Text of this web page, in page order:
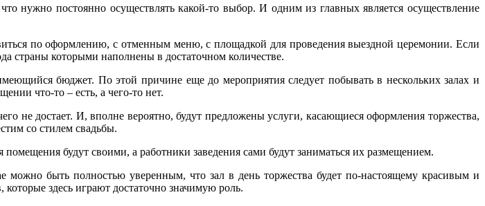
нужно постоянно осуществлять какой-то выбор. И одним из главных является осуществление
по оформлению, с отменным меню, с площадкой для проведения выездной церемонии. Если
страны которыми наполнены в достаточном количестве.
бюджет. По этой причине еще до мероприятия следует побывать в нескольких залах и
что-то – есть, а чего-то нет.
не достает. И, вполне вероятно, будут предложены услуги, касающиеся оформления торжества,
со стилем свадьбы.
будут своими, а работники заведения сами будут заниматься их размещением.
быть полностью уверенным, что зал в день торжества будет по-настоящему красивым и
здесь играют достаточно значимую роль.